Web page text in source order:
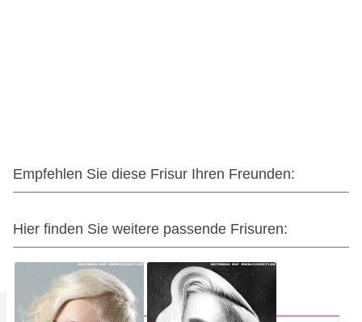
Empfehlen Sie diese Frisur Ihren Freunden:
Hier finden Sie weitere passende Frisuren: